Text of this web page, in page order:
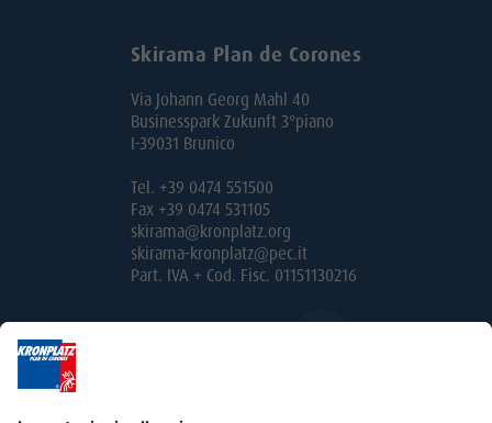
Skirama Plan de Corones
Via Johann Georg Mahl 40
Businesspark Zukunft 3°piano
I-39031 Brunico
Tel. +39 0474 551500
Fax +39 0474 531105
skirama@kronplatz.org
skirama-kronplatz@pec.it
Part. IVA + Cod. Fisc. 01151130216